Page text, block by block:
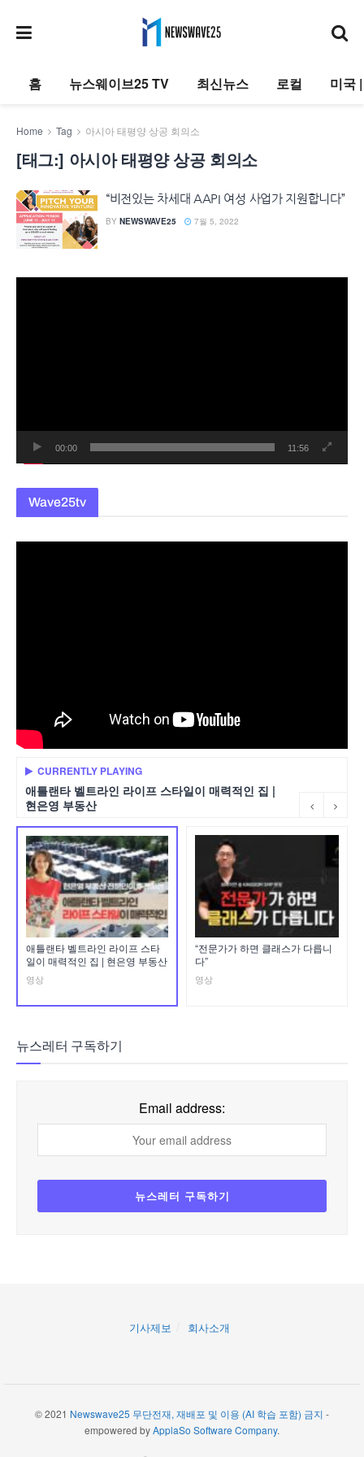
홈 뉴스웨이브25 TV 최신뉴스 로컬 미국
Home Tag 아시아 태평양 상공 회의소
[태그:] 아시아 태평양 상공 회의소
“비전있는 차세대 AAPI 여성 사업가 지원합니다”
BY NEWSWAVE25 7월 5, 2022
00:00 11:56
Wave25tv
CURRENTLY PLAYING
애틀랜타 벨트라인 라이프 스타일이 매력적인 집 |
현은영 부동산
애틀랜타 벨트라인 라이프 스타
일이 매력적인 집 | 현은영 부동산
영상
“전문가가 하면 클래스가 다릅니
다”
영상
뉴스레터 구독하기
Email address:
기사제보 회사소개
© 2021 Newswave25 무단전재, 재배포 및 이용 (AI 학습 포함) 금지 -
empowered byApplaSo Software Company.